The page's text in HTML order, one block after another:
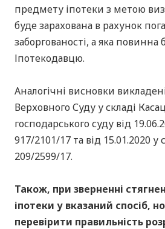
предмету іпотеки з метою
буде зарахована в рахунок
заборгованості, а яка
Іпотекодавцю.
Аналогічні висновки
Верховного Суду у складі
господарського суду від
917/2101/17 та від 15.01.2020 у
209/2599/17.
Також, при зверненні
іпотеки у вказаний спосіб,
перевірити правильність